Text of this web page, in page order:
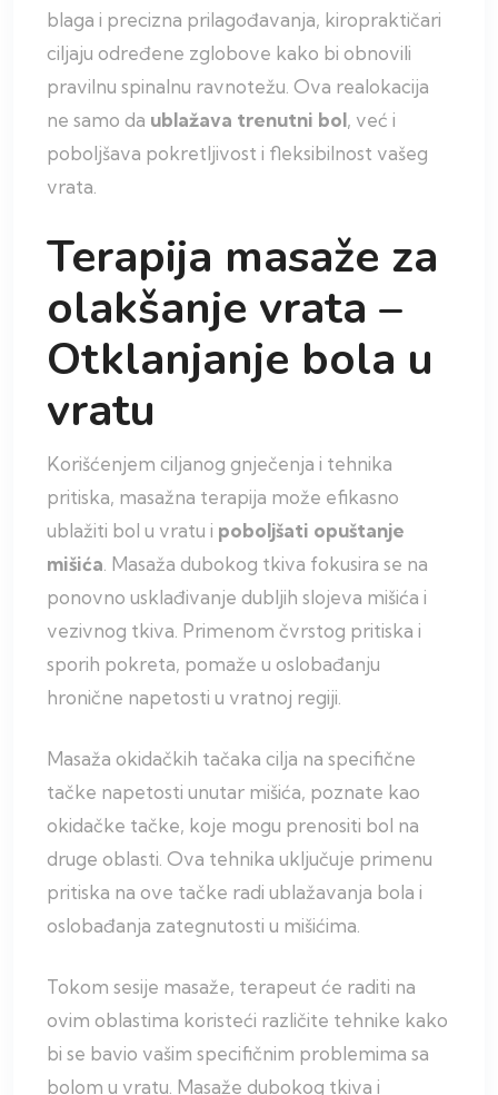
blaga i precizna prilagođavanja, kiropraktičari
ciljaju određene zglobove kako bi obnovili
pravilnu spinalnu ravnotežu. Ova realokacija
ne samo da ublažava trenutni bol, već i
poboljšava pokretljivost i fleksibilnost vašeg
vrata.
Terapija masaže za
olakšanje vrata –
Otklanjanje bola u
vratu
Korišćenjem ciljanog gnječenja i tehnika
pritiska, masažna terapija može efikasno
ublažiti bol u vratu i poboljšati opuštanje
mišića . Masaža dubokog tkiva fokusira se na
ponovno usklađivanje dubljih slojeva mišića i
vezivnog tkiva. Primenom čvrstog pritiska i
sporih pokreta, pomaže u oslobađanju
hronične napetosti u vratnoj regiji.
Masaža okidačkih tačaka cilja na specifične
tačke napetosti unutar mišića, poznate kao
okidačke tačke, koje mogu prenositi bol na
druge oblasti. Ova tehnika uključuje primenu
pritiska na ove tačke radi ublažavanja bola i
oslobađanja zategnutosti u mišićima.
Tokom sesije masaže, terapeut će raditi na
ovim oblastima koristeći različite tehnike kako
bi se bavio vašim specifičnim problemima sa
bolom u vratu. Masaže dubokog tkiva i